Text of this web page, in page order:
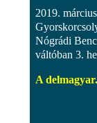
2019.
Nógrádi
váltóban 3.
A